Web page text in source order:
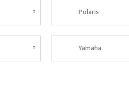
Polaris
Yamaha